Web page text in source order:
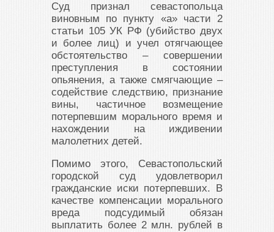
Суд признал севастопольца
виновным по пункту «а» части 2
статьи 105 УК РФ (убийство двух
и более лиц) и учел отягчающее
обстоятельство – совершении
преступления в состоянии
опьянения, а также смягчающие –
содействие следствию, признание
вины, частичное возмещение
потерпевшим морального время и
нахождении на иждивении
малолетних детей.
Помимо этого, Севастопольский
городской суд удовлетворил
гражданские иски потерпевших. В
качестве компенсации морального
вреда подсудимый обязан
выплатить более 2 млн. рублей в